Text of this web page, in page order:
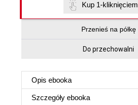
Kup 1-kliknięciem
Przenieś na półkę
Do przechowalni
Opis ebooka
Szczegóły ebooka